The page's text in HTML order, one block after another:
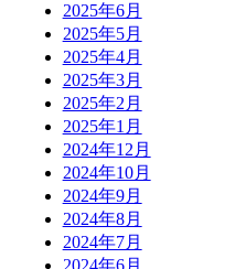
2025年6月
2025年5月
2025年4月
2025年3月
2025年2月
2025年1月
2024年12月
2024年10月
2024年9月
2024年8月
2024年7月
2024年6月